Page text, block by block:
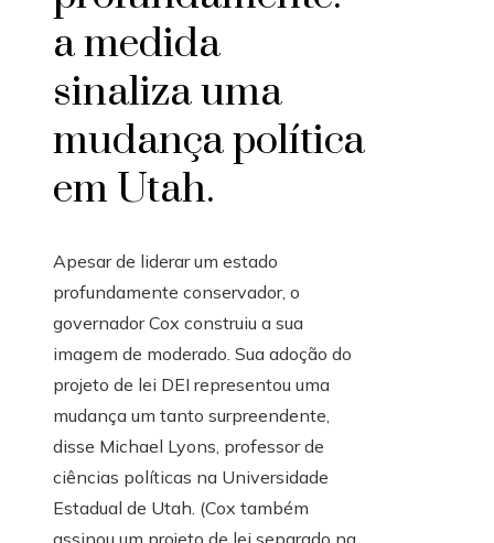
a medida
sinaliza uma
mudança política
em Utah.
Apesar de liderar um estado
profundamente conservador, o
governador Cox construiu a sua
imagem de moderado. Sua adoção do
projeto de lei DEI representou uma
mudança um tanto surpreendente,
disse Michael Lyons, professor de
ciências políticas na Universidade
Estadual de Utah. (Cox também
assinou um projeto de lei separado na